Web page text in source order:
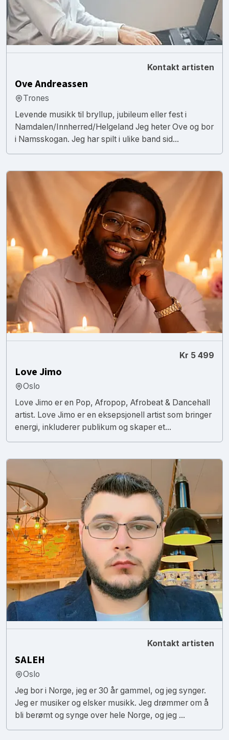
Kontakt artisten
Ove Andreassen
Trones
Levende musikk til bryllup, jubileum eller fest i
Namdalen/Innherred/Helgeland Jeg heter Ove og bor
i Namsskogan. Jeg har spilt i ulike band sid...
Kr 5 499
Love Jimo
Oslo
Love Jimo er en Pop, Afropop, Afrobeat & Dancehall
artist. Love Jimo er en eksepsjonell artist som bringer
energi, inkluderer publikum og skaper et...
Kontakt artisten
SALEH
Oslo
Jeg bor i Norge, jeg er 30 år gammel, og jeg synger.
Jeg er musiker og elsker musikk. Jeg drømmer om å
bli berømt og synge over hele Norge, og jeg ...